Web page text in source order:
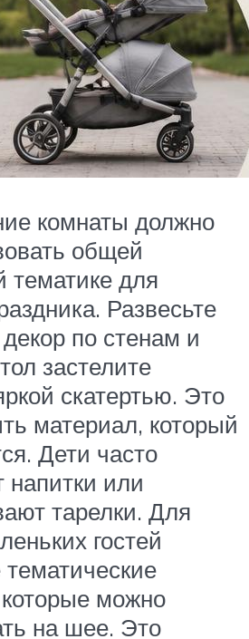
комнаты должно
общей
тематике для
Развесьте
по стенам и
застелите
скатертью. Это
материал, который
Дети часто
напитки или
тарелки. Для
гостей
можно
на шее. Это